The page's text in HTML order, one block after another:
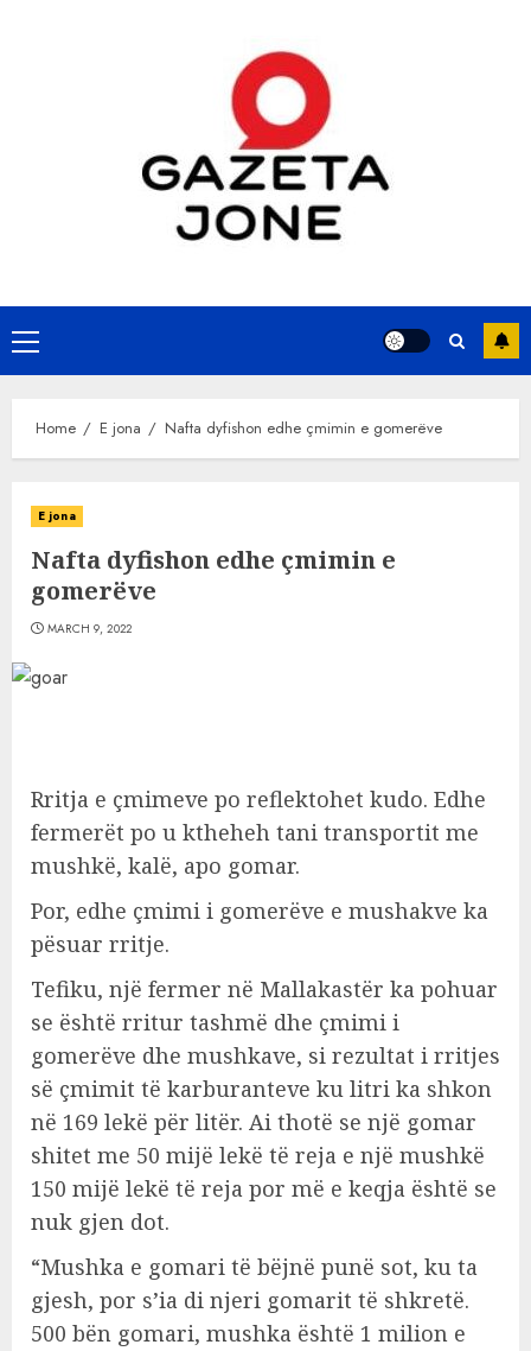
Primary
Menu
Home E jona Nafta dyfishon edhe çmimin e gomerëve
E jona
Nafta dyfishon edhe çmimin e
gomerëve
MARCH 9, 2022
Rritja e çmimeve po reflektohet kudo. Edhe
fermerët po u ktheheh tani transportit me
mushkë, kalë, apo gomar.
Por, edhe çmimi i gomerëve e mushakve ka
pësuar rritje.
Tefiku, një fermer në Mallakastër ka pohuar
se është rritur tashmë dhe çmimi i
gomerëve dhe mushkave, si rezultat i rritjes
së çmimit të karburanteve ku litri ka shkon
në 169 lekë për litër. Ai thotë se një gomar
shitet me 50 mijë lekë të reja e një mushkë
150 mijë lekë të reja por më e keqja është se
nuk gjen dot.
“Mushka e gomari të bëjnë punë sot, ku ta
gjesh, por s’ia di njeri gomarit të shkretë.
500 bën gomari, mushka është 1 milion e